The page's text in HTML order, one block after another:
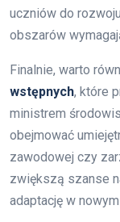
uczniów do
obszarów
Finalnie, warto
wstępnych, które
ministrem
obejmować
zawodowej czy
zwiększą szanse
adaptację w